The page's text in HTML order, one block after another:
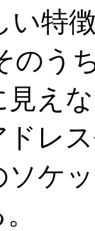
い特
のう
え
レ
ケ